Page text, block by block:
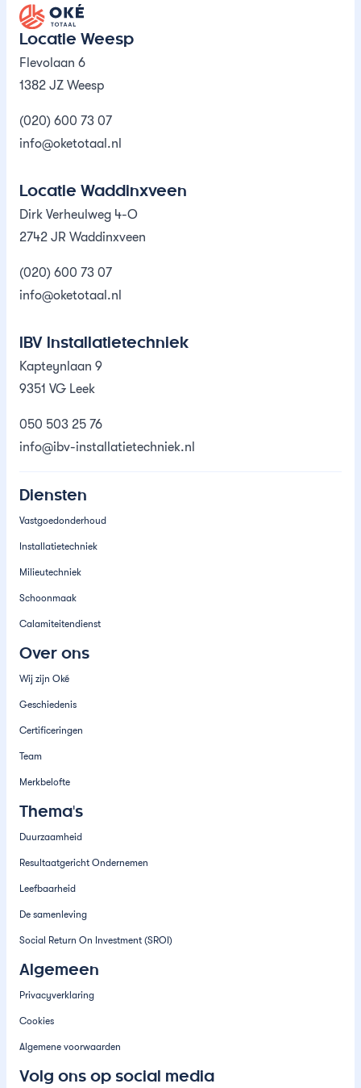
Oké Totaal
Locatie Weesp
Flevolaan 6
1382 JZ Weesp
(020) 600 73 07
info@oketotaal.nl
Locatie Waddinxveen
Dirk Verheulweg 4-O
2742 JR Waddinxveen
(020) 600 73 07
info@oketotaal.nl
IBV Installatietechniek
Kapteynlaan 9
9351 VG Leek
050 503 25 76
info@ibv-installatietechniek.nl
Diensten
Vastgoedonderhoud
Installatietechniek
Milieutechniek
Schoonmaak
Calamiteitendienst
Over ons
Wij zijn Oké
Geschiedenis
Certificeringen
Team
Merkbelofte
Thema's
Duurzaamheid
Resultaatgericht Ondernemen
Leefbaarheid
De samenleving
Social Return On Investment (SROI)
Algemeen
Privacyverklaring
Cookies
Algemene voorwaarden
Volg ons op social media